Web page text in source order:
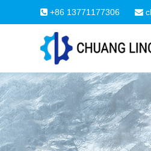
+86 13771177306